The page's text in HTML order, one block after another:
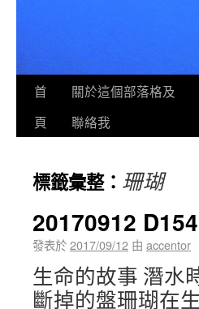
首
頁
關於這個部落格及
聯絡我
標籤彙整： 珊瑚
20170912
發表於2017/09/12 由 accentor
生命的故事 潛水
斷掉的盤珊瑚在